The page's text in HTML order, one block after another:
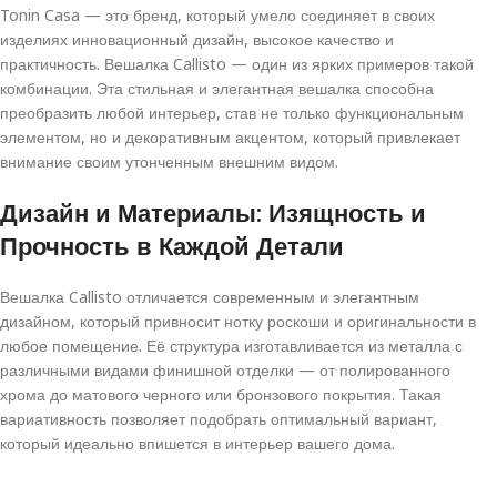
Tonin Casa — это бренд, который умело соединяет в своих
изделиях инновационный дизайн, высокое качество и
практичность. Вешалка Callisto — один из ярких примеров такой
комбинации. Эта стильная и элегантная вешалка способна
преобразить любой интерьер, став не только функциональным
элементом, но и декоративным акцентом, который привлекает
внимание своим утонченным внешним видом.
Дизайн и Материалы: Изящность и
Прочность в Каждой Детали
Вешалка Callisto отличается современным и элегантным
дизайном, который привносит нотку роскоши и оригинальности в
любое помещение. Её структура изготавливается из металла с
различными видами финишной отделки — от полированного
хрома до матового черного или бронзового покрытия. Такая
вариативность позволяет подобрать оптимальный вариант,
который идеально впишется в интерьер вашего дома.